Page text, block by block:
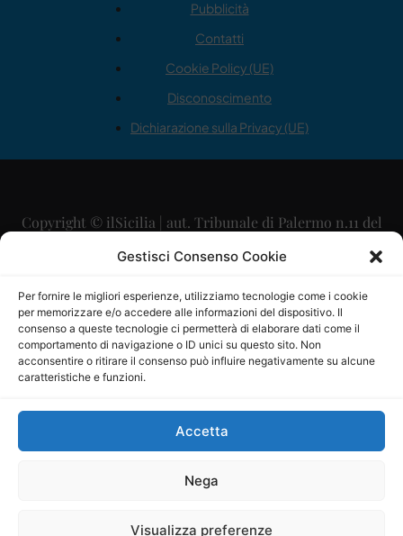
Gestisci Consenso Cookie
Per fornire le migliori esperienze, utilizziamo tecnologie come i cookie
per memorizzare e/o accedere alle informazioni del dispositivo. Il
consenso a queste tecnologie ci permetterà di elaborare dati come il
comportamento di navigazione o ID unici su questo sito. Non
acconsentire o ritirare il consenso può influire negativamente su alcune
caratteristiche e funzioni.
Accetta
Nega
Visualizza preferenze
Pubblicità
Contatti
Cookie Policy (UE)
Disconoscimento
Dichiarazione sulla Privacy (UE)
Copyright © ilSicilia | aut. Tribunale di Palermo n.11 del
29/09/2015
Direttore Editoriale: Maurizio Scaglione
Direttore Responsabile: Maria Calabrese
P.IVA: 06334930820
Mercurio Comunicazione Società Cooperativa a r.l. è
iscritta al Registro degli Operatori di Comunicazione al